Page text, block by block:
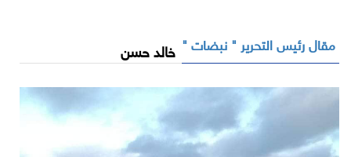
مقال رئيس التحرير " نبضات " خالد حسن